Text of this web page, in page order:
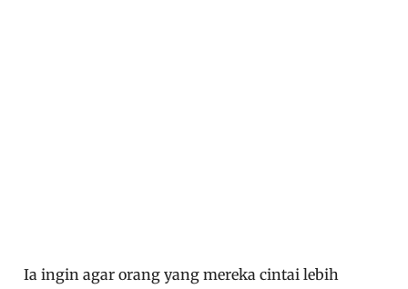
Ia ingin agar orang yang mereka cintai lebih